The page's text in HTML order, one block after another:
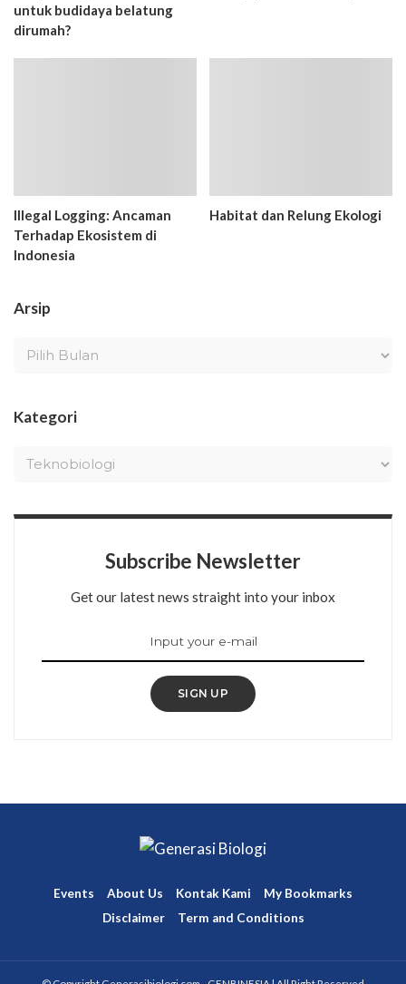
untuk budidaya belatung
dirumah?
Illegal Logging: Ancaman
Terhadap Ekosistem di
Indonesia
Habitat dan Relung Ekologi
Arsip
Kategori
Subscribe Newsletter
Get our latest news straight into your inbox
SIGN UP
Events About Us Kontak Kami
My Bookmarks
Disclaimer
Term and Conditions